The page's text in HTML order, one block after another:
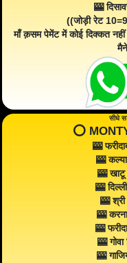
🎰
((जोड़ी रेट
माँ क़सम पेमेंट में कोई दिक्कत
सीधे
⭕️
🎰
🎰
🎰
🎰
🎰
🎰
🎰
🎰
🎰